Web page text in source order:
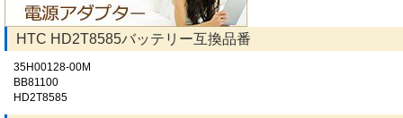
HTC HD2T8585バッテリー互換品番
35H00128-00M
BB81100
HD2T8585